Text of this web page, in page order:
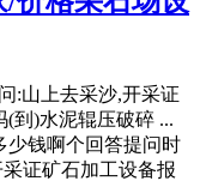
:山上去采沙,开采证
到)水泥辊压破碎 ...
少钱啊个回答提问时
证矿石加工设备报